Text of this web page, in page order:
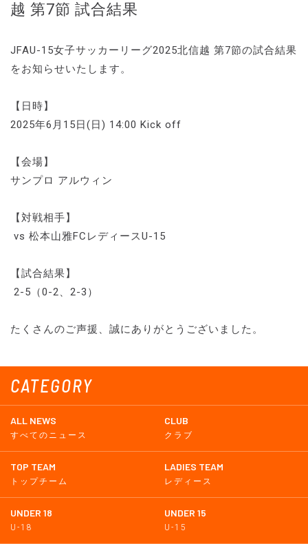
CATEGORY
ALL NEWS
すべてのニュース
CLUB
クラブ
TOP TEAM
トップチーム
LADIES TEAM
レディース
UNDER 18
U-18
UNDER 15
U-15
越 第7節 試合結果
JFAU-15女子サッカーリーグ2025北信越 第7節の試合結果
をお知らせいたします。
【日時】
2025年6月15日(日) 14:00 Kick off
【会場】
サンプロ アルウィン
【対戦相手】
vs 松本山雅FCレディースU-15
【試合結果】
2-5（0-2、2-3）
たくさんのご声援、誠にありがとうございました。